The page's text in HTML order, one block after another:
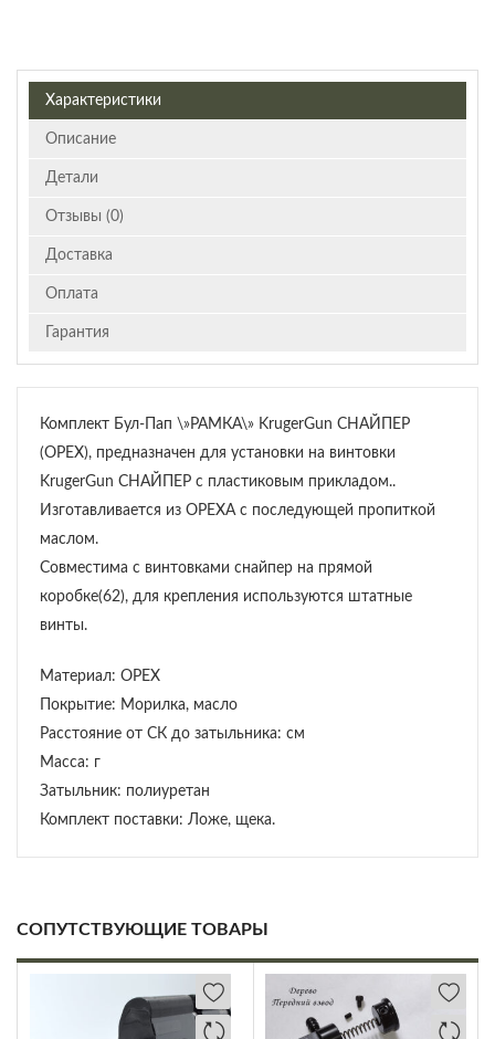
Характеристики
Описание
Детали
Отзывы (0)
Доставка
Оплата
Гарантия
Комплект Бул-Пап \»РАМКА\» KrugerGun СНАЙПЕР
(ОРЕХ), предназначен для установки на винтовки
KrugerGun СНАЙПЕР с пластиковым прикладом..
Изготавливается из ОРЕХА с последующей пропиткой
маслом.
Совместима с винтовками снайпер на прямой
коробке(62), для крепления используются штатные
винты.
Материал: ОРЕХ
Покрытие: Морилка, масло
Расстояние от СК до затыльника: см
Масса: г
Затыльник: полиуретан
Комплект поставки: Ложе, щека.
СОПУТСТВУЮЩИЕ ТОВАРЫ